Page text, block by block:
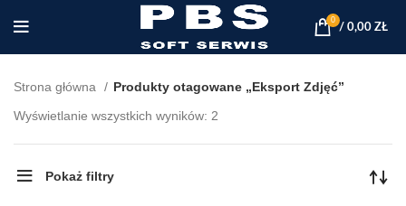
0
/ 0,00 ZŁ
Strona główna
Produkty otagowane „Eksport Zdjęć”
Wyświetlanie wszystkich wyników: 2
Pokaż filtry